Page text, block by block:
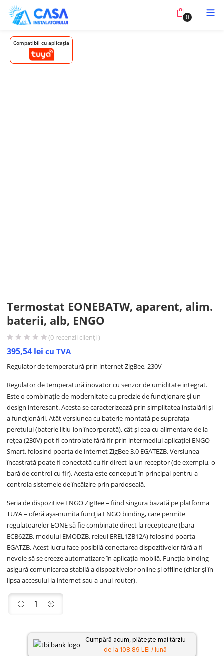
0
Compatibil cu aplicația
Termostat EONEBATW, aparent, alim.
baterii, alb, ENGO
(0 recenzii clienți )
395,54 lei cu TVA
Regulator de temperatură prin internet ZigBee, 230V
Regulator de temperatură inovator cu senzor de umiditate integrat.
Este o combinație de modernitate cu precizie de funcționare și un
design interesant. Acesta se caracterizează prin simplitatea instalării și
a funcționării. Atât versiunea cu baterie montată pe suprafața
peretului (baterie litiu-ion încorporată), cât și cea cu alimentare de la
rețea (230V) pot fi controlate fără fir prin intermediul aplicației ENGO
Smart, folosind poarta de internet ZigBee 3.0 EGATEZB. Versiunea
încastrată poate fi conectată cu fir direct la un receptor (de exemplu, o
bară de control cu fir). Acesta este conceput în principal pentru a
controla sistemele de încălzire prin pardoseală.
Seria de dispozitive ENGO ZigBee – fiind singura bazată pe platforma
TUYA – oferă așa-numita funcția ENGO binding, care permite
regulatoarelor EONE să fie combinate direct la receptoare (bara
ECB62ZB, modulul EMODZB, releul EREL1ZB12A) folosind poarta
EGATZB. Acest lucru face posibilă conectarea dispozitivelor fără a fi
nevoie să se creeze automatizare în aplicația mobilă. Funcția binding
asigură comunicarea stabilă a dispozitivelor online și offline (chiar și în
lipsa accesului la internet sau a unui router).
Cumpără acum, plătește mai târziu
de la 108.89 LEI / lună